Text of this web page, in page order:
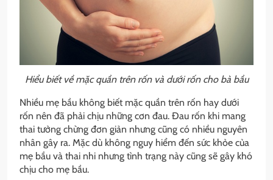
Hiểu biết về mặc quần trên rốn và dưới rốn cho bà bầu
Nhiều mẹ bầu không biết mặc quần trên rốn hay dưới
rốn nên đã phải chịu những cơn đau. Đau rốn khi mang
thai tưởng chừng đơn giản nhưng cũng có nhiều nguyên
nhân gây ra. Mặc dù không nguy hiểm đến sức khỏe của
mẹ bầu và thai nhi nhưng tình trạng này cũng sẽ gây khó
chịu cho mẹ bầu.